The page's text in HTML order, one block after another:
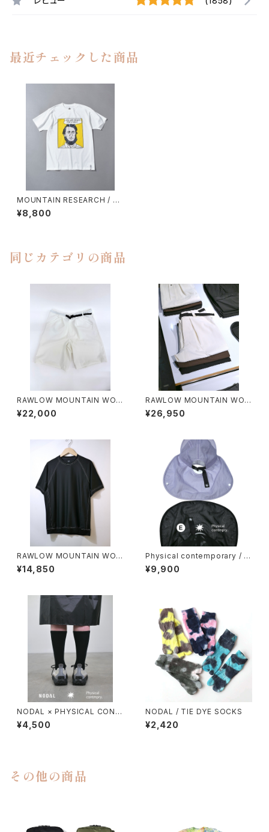
最近チェックした商品
MOUNTAIN RESEARCH / H.
D.T.
¥8,800
同じカテゴリの商品
RAWLOW MOUNTAIN WOR
KS / HIKER GURKHA PANTS
¥22,000
RAWLOW MOUNTAIN WOR
KS / HIKER BAKER PANTS
¥26,950
RAWLOW MOUNTAIN WOR
KS / DAD LITE CREW
¥14,850
Physical contemporary / Q
uiet smr cap
¥9,900
NODAL × PHYSICAL CONT
MPRY.
¥4,500
NODAL / TIE DYE SOCKS
¥2,420
その他の商品